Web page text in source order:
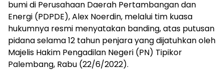
bumi di Perusahaan Daerah Pertambangan dan
Energi (PDPDE), Alex Noerdin, melalui tim kuasa
hukumnya resmi menyatakan banding, atas putusan
pidana selama 12 tahun penjara yang dijatuhkan oleh
Majelis Hakim Pengadilan Negeri (PN) Tipikor
Palembang, Rabu (22/6/2022).